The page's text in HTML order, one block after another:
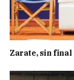
Zarate, sin final